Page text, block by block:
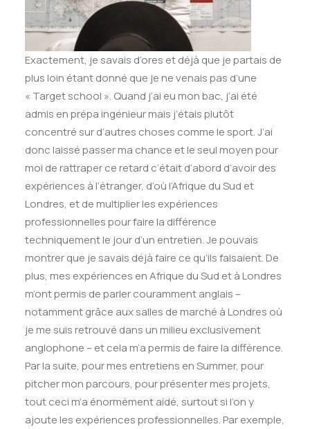
Exactement, je savais d’ores et déjà que je partais de
plus loin étant donné que je ne venais pas d’une
« Target school ». Quand j’ai eu mon bac, j’ai été
admis en prépa ingénieur mais j’étais plutôt
concentré sur d’autres choses comme le sport. J’ai
donc laissé passer ma chance et le seul moyen pour
moi de rattraper ce retard c’était d’abord d’avoir des
expériences à l’étranger, d’où l’Afrique du Sud et
Londres, et de multiplier les expériences
professionnelles pour faire la différence
techniquement le jour d’un entretien. Je pouvais
montrer que je savais déjà faire ce qu’ils faisaient. De
plus, mes expériences en Afrique du Sud et à Londres
m’ont permis de parler couramment anglais –
notamment grâce aux salles de marché à Londres où
je me suis retrouvé dans un milieu exclusivement
anglophone – et cela m’a permis de faire la différence.
Par la suite, pour mes entretiens en Summer, pour
pitcher mon parcours, pour présenter mes projets,
tout ceci m’a énormément aidé, surtout si l’on y
ajoute les expériences professionnelles. Par exemple,